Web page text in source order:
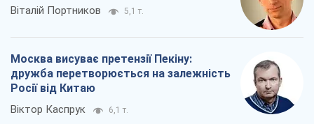
Віталій Портников 5,1 т.
Москва висуває претензії Пекіну:
дружба перетворюється на залежність
Росії від Китаю
Віктор Каспрук 6,1 т.